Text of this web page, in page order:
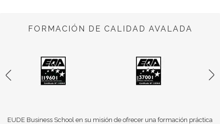
FORMACIÓN DE CALIDAD AVALADA
EUDE Business School en su misión de ofrecer una formación práctica